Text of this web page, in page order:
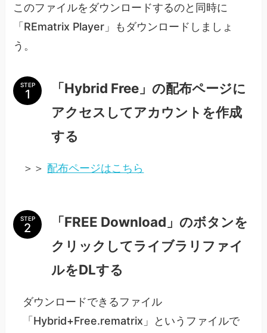
このファイルをダウンロードするのと同時に
「REmatrix Player」もダウンロードしましょ
う。
STEP
「Hybrid Free」の配布ページに
アクセスしてアカウントを作成
する
＞＞配布ページはこちら
STEP
「FREE Download」のボタンを
クリックしてライブラリファイ
ルをDLする
ダウンロードできるファイル
「Hybrid+Free.rematrix」というファイルで